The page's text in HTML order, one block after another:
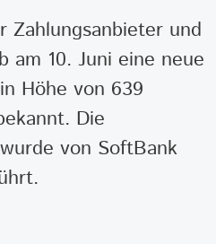
Zahlungsanbieter und
am 10. Juni eine neue
Höhe von 639
Die
von SoftBank